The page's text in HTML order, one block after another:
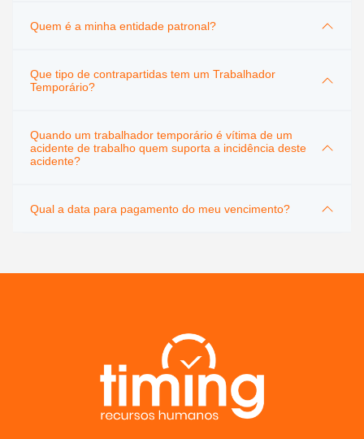
Quem é a minha entidade patronal?
Que tipo de contrapartidas tem um Trabalhador
Temporário?
Quando um trabalhador temporário é vítima de um
acidente de trabalho quem suporta a incidência deste
acidente?
Qual a data para pagamento do meu vencimento?